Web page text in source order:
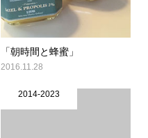
「朝時間と蜂蜜」
2016.11.28
2014-2023